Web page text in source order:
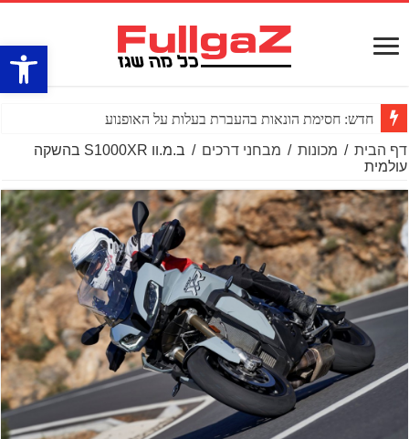
פתח
פולריס חושפת את ה־RZR P
דף הבית / מכונות / מבחני דרכים /
ב.מ.וו S1000XR בהשקה
עולמית